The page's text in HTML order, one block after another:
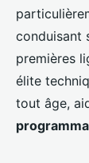
conduisant
premières
élite
tout âge,